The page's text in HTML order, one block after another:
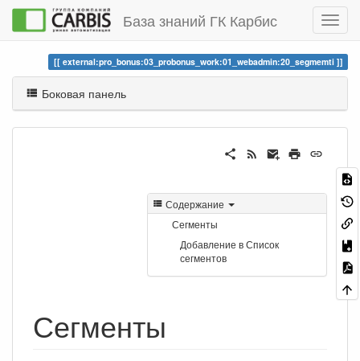
База знаний ГК Карбис
external:pro_bonus:03_probonus_work:01_webadmin:20_segmemti
Боковая панель
Содержание
Сегменты
Добавление в Список
сегментов
Сегменты